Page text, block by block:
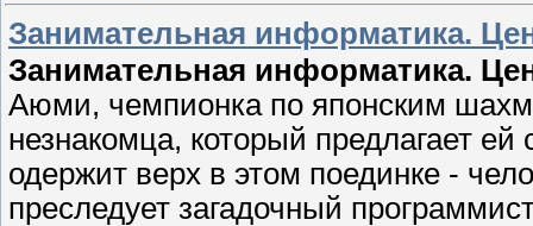
Занимательная информатика.
Занимательная информатика.
Аюми, чемпионка по японским
незнакомца, который предлагает
одержит верх в этом поединке -
преследует загадочный